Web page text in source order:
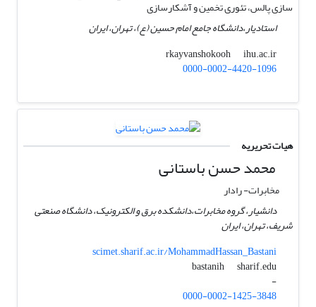
سازی پالس، تئوری تخمین و آشکارسازی
استادیار،دانشگاه جامع امام حسین (ع)، تهران، ایران
rkayvanshokooh
ihu.ac.ir
0000-0002-4420-1096
هیات تحریریه
محمد حسن باستانی
مخابرات- رادار
دانشیار، گروه مخابرات،دانشکده برق و الکترونیک، دانشگاه صنعتی
شریف، تهران، ایران
scimet.sharif.ac.ir/MohammadHassan_Bastani
bastanih
sharif.edu
-
0000-0002-1425-3848